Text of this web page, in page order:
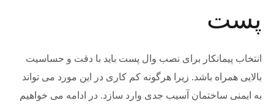
پست
انتخاب پیمانکار برای نصب وال پست باید با دقت و حساسیت
بالایی همراه باشد. زیرا هرگونه کم کاری در این مورد می تواند
به ایمنی ساختمان آسیب جدی وارد سازد. در ادامه می خواهیم